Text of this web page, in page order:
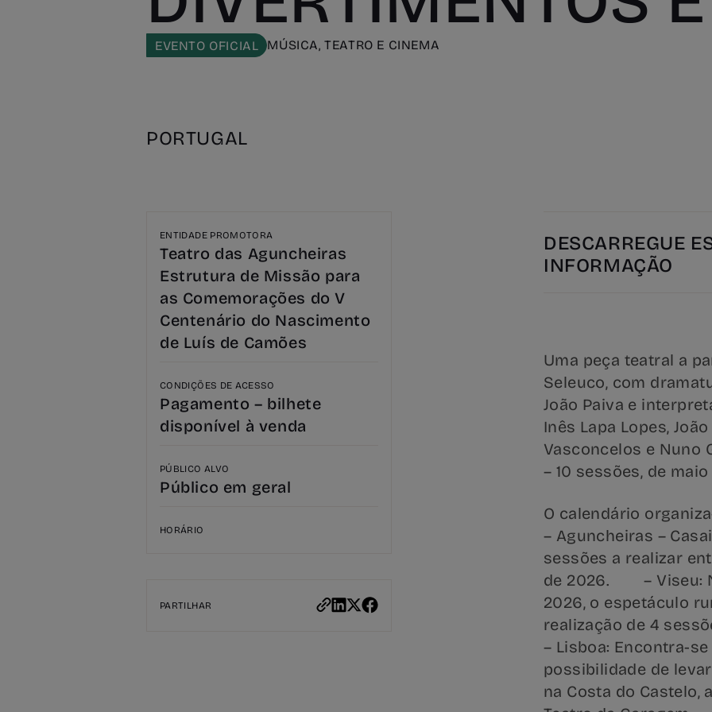
EVENTO OFICIAL MÚSICA, TEATRO E CINEMA
PORTUGAL
ENTIDADE PROMOTORA
Teatro das Aguncheiras
Estrutura de Missão para
as Comemorações do V
Centenário do Nascimento
de Luís de Camões
CONDIÇÕES DE ACESSO
Pagamento – bilhete
disponível à venda
PÚBLICO ALVO
Público em geral
HORÁRIO
PARTILHAR
DESCARREGUE
INFORMAÇÃO
Uma peça teatral a
Seleuco, com
João Paiva e
Inês Lapa Lopes,
Vasconcelos e Nuno
– 10 sessões, de
O calendário
– Aguncheiras –
sessões a realizar
de 2026. – Viseu:
2026, o espetáculo
realização de 4
– Lisboa: Encontra-
possibilidade de
na Costa do Castelo,